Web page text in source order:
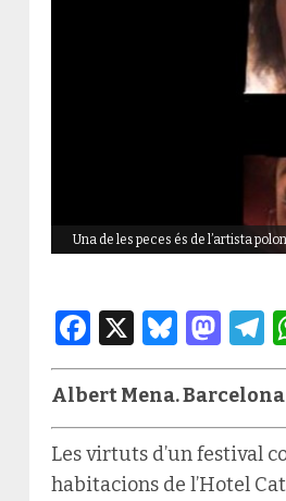
Una de les peces és de l’artista
Facebook
X
Albert Mena. Barcelona
Les virtuts d’un festival
habitacions de l’Hotel